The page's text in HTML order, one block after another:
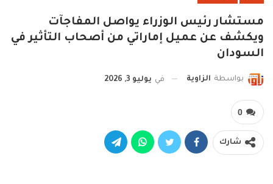
مستشار رئيس الوزراء يواصل المفاجآت
ويكشف عن عميل إماراتي من أصحاب التأثير في
السودان
بواسطة الزاوية في يوليو 3, 2026
0
شارك